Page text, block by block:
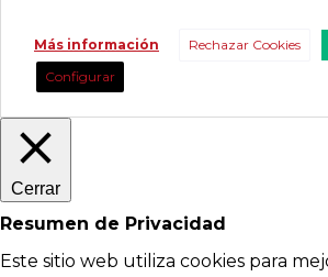
Más información Rechazar Cookies
Configurar
Cerrar
Resumen de Privacidad
Este sitio web utiliza cookies para